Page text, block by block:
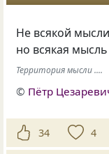
Не всякой
но всякая
Территория мысли ....
© Пётр
34 4